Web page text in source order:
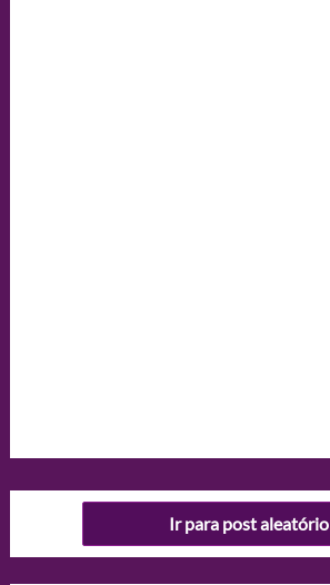
Ir para post aleatório